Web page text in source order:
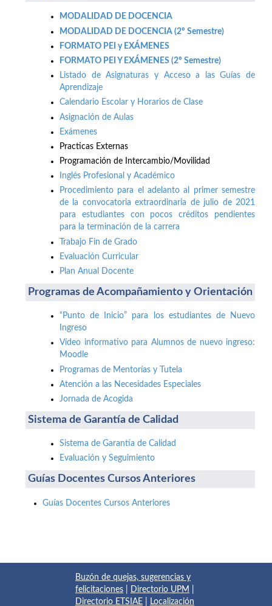
MODALIDAD DE DOCENCIA
MODALIDAD DE DOCENCIA (2º Semestre)
FORMATO PEI y EXÁMENES
FORMATO PEI Y EXÁMENES (2º Semestre)
Listado de Asignaturas y Acceso a las Guías de
Aprendizaje
Calendario Escolar y Horarios de Clase
Asignación de Aulas
Exámenes
Practicas Externas
Programación de Intercambio/Movilidad
Inglés Profesional y Académico
Procedimiento para el adelanto al primer semestre
de la convocatoria extraordinaria de julio de 2021
para estudiantes con pocos créditos pendientes
para la terminación de la carrera
Trabajo Fin de Grado
Evaluación Curricular
Plan Anual Docente
Programas de Acompañamiento y Orientación
“Punto de Inicio” para los estudiantes de Nuevo
Ingreso
Vídeo informativo para Alumnos de nuevo ingreso:
Moodle
Programas de Mentorías y Tutela
Atención a las Necesidades Especiales
Jornada de Acogida
Sistema de Garantía de Calidad
Sistema de Garantía de Calidad
Evaluación y Seguimiento
Guías Docentes Cursos Anteriores
Guías Docentes Cursos Anteriores
Buzón de quejas, sugerencias y
felicitaciones
Directorio UPM
Directorio ETSIAE
Localización